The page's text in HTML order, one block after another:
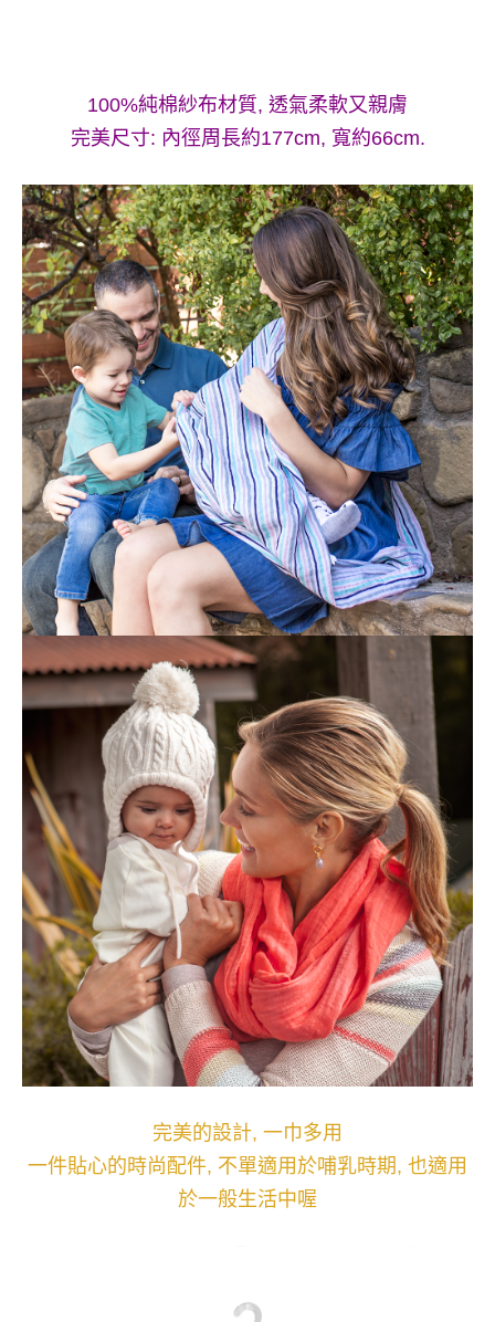
100%純棉紗布材質, 透氣柔軟又親膚
完美尺寸: 內徑周長約177cm, 寬約66cm.
完美的設計, 一巾多用
一件貼心的時尚配件, 不單適用於哺乳時期, 也適用
於一般生活中喔